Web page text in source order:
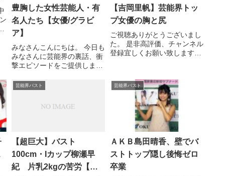
豊胸した女性芸能人・有
名人たち【女優/グラビ
ア】
みなさんこんにちは。 今日も
みなさんに芸能界の裏話、衝
撃エピソードをご提供しま
た 女性 ...関連ツイート
【吉岡里帆】芸能界トッ
プ女優の胸と尻
ご視聴ありがとうございまし
た。 是非高評価、チャンネル
登録宜しくお願い致します。
芸能界バスト
【超巨大】バスト
100cm・Iカップ柳瀬早
紀 片乳2kgの苦労【動
芸能界バスト
ＡＫＢ島田晴香、壁でバ
ストトップ隠し後悔ゼロ
卒業